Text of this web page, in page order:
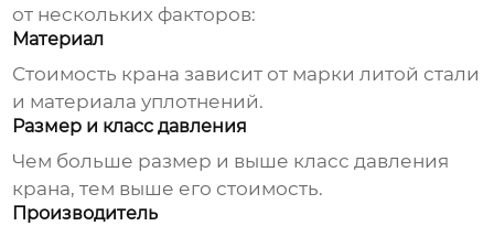
от нескольких факторов:
Материал
Стоимость крана зависит от марки литой стали
и материала уплотнений.
Размер и класс давления
Чем больше размер и выше класс давления
крана, тем выше его стоимость.
Производитель